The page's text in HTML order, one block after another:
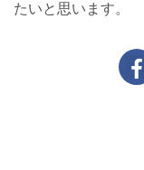
たいと思います。